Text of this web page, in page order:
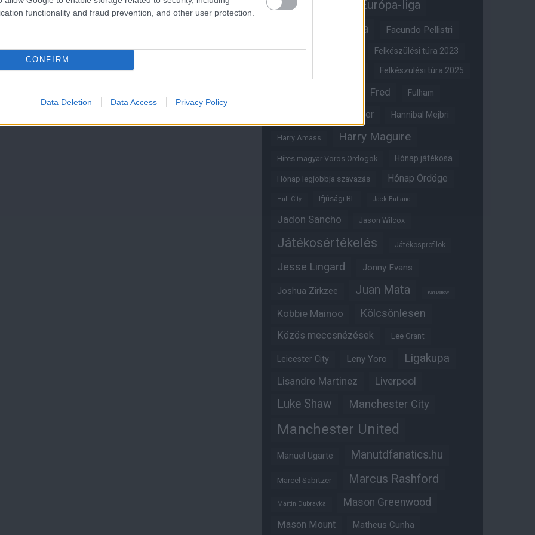
functionality and fraud prevention, and other user protection.
CONFIRM
Data Deletion Data Access Privacy Policy
Erik ten Hag Európa-liga
FA-kupa Facundo Pellistri
Felkészülési túra 2022 Felkészülési túra 2023
Felkészülési túra 2025
Fred Fulham
Glazer Hannibal Mejbri
Harry Amass Harry Maguire
Híres magyar Vörös Ördögök Hónap játékosa
Hónap legjobbja szavazás Hónap Ördöge
Hull City Ifjúsági BL Jack Butland
Jadon Sancho Jason Wilcox
Játékosértékelés Játékosprofilok
Jesse Lingard Jonny Evans
Joshua Zirkzee Juan Mata Karl Darlow
Kobbie Mainoo Kölcsönlesen
Közös meccsnézések Lee Grant
Leicester City Leny Yoro Ligakupa
Lisandro Martinez Liverpool
Luke Shaw Manchester City
Manchester United
Manuel Ugarte Manutdfanatics.hu
Marcel Sabitzer Marcus Rashford
Martin Dubravka Mason Greenwood
Mason Mount Matheus Cunha